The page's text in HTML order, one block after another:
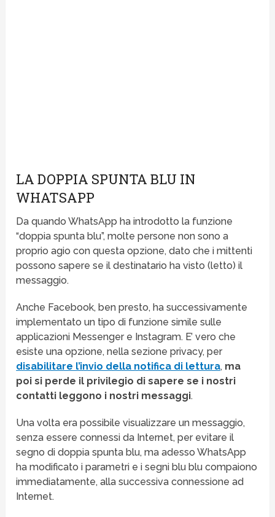
LA DOPPIA SPUNTA BLU IN
WHATSAPP
Da quando WhatsApp ha introdotto la funzione
“doppia spunta blu”, molte persone non sono a
proprio agio con questa opzione, dato che i mittenti
possono sapere se il destinatario ha visto (letto) il
messaggio.
Anche Facebook, ben presto, ha successivamente
implementato un tipo di funzione simile sulle
applicazioni Messenger e Instagram. E’ vero che
esiste una opzione, nella sezione privacy, per
disabilitare l’invio della notifica di lettura, ma
poi si perde il privilegio di sapere se i nostri
contatti leggono i nostri messaggi.
Una volta era possibile visualizzare un messaggio,
senza essere connessi da Internet, per evitare il
segno di doppia spunta blu, ma adesso WhatsApp
ha modificato i parametri e i segni blu blu compaiono
immediatamente, alla successiva connessione ad
Internet.